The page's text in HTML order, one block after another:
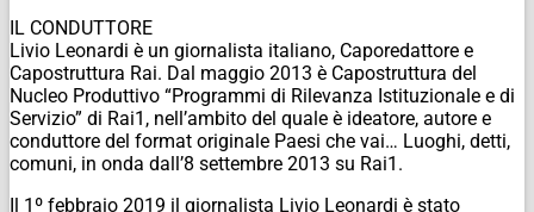
IL CONDUTTORE
Livio Leonardi è un giornalista italiano, Caporedattore e
Capostruttura Rai. Dal maggio 2013 è Capostruttura del
Nucleo Produttivo “Programmi di Rilevanza Istituzionale e di
Servizio” di Rai1, nell’ambito del quale è ideatore, autore e
conduttore del format originale Paesi che vai… Luoghi, detti,
comuni, in onda dall’8 settembre 2013 su Rai1.
Il 1º febbraio 2019 il giornalista Livio Leonardi è stato